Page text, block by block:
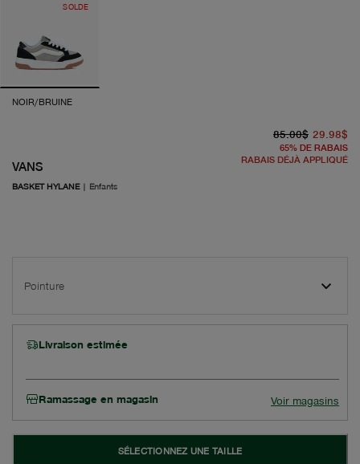
SOLDE
NOIR/BRUINE
VANS
BASKET HYLANE| Enfants
85.00$ 29.98$
65% DE RABAIS
RABAIS DÉJÀ APPLIQUÉ
Pointure
Livraison estimée
Ramassage en magasin Voir magasins
SÉLECTIONNEZ UNE TAILLE